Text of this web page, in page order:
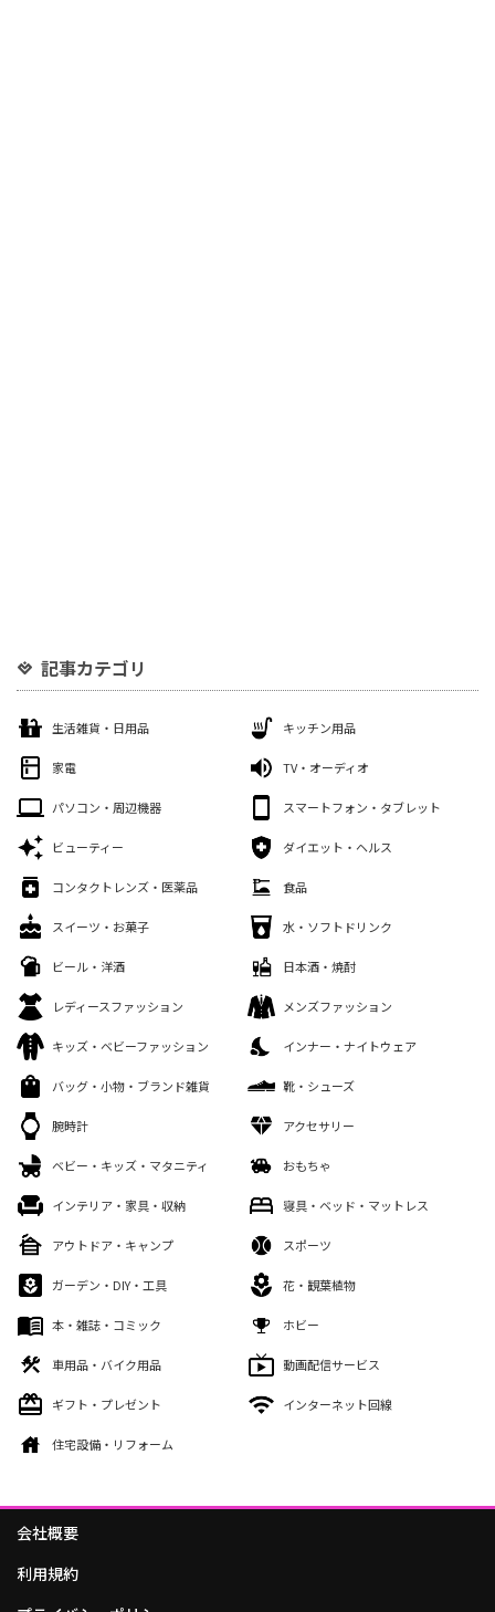
記事カテゴリ
生活雑貨・日用品 キッチン用品
家電 TV・オーディオ
パソコン・周辺機器 スマートフォン・タブレット
ビューティー ダイエット・ヘルス
コンタクトレンズ・医薬品 食品
スイーツ・お菓子 水・ソフトドリンク
ビール・洋酒 日本酒・焼酎
レディースファッション メンズファッション
キッズ・ベビーファッション インナー・ナイトウェア
バッグ・小物・ブランド雑貨 靴・シューズ
腕時計 アクセサリー
ベビー・キッズ・マタニティ おもちゃ
インテリア・家具・収納 寝具・ベッド・マットレス
アウトドア・キャンプ スポーツ
ガーデン・DIY・工具 花・観葉植物
本・雑誌・コミック ホビー
車用品・バイク用品 動画配信サービス
ギフト・プレゼント インターネット回線
住宅設備・リフォーム
会社概要
利用規約